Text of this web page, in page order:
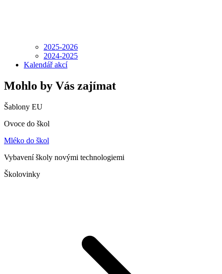
2025-2026
2024-2025
Kalendář akcí
Mohlo by Vás zajímat
Šablony EU
Ovoce do škol
Mléko do škol
Vybavení školy novými technologiemi
Školovinky